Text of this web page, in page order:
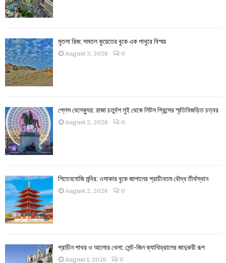
মুতলা রিজ: সমতল কুয়েতের বুকে এক পাথুরে বিস্ময়
August 3, 2026 0
প্লেস বেলেক্যুর: রাজা চতুর্দশ লুই থেকে লিটল প্রিন্সের স্মৃতিবিজড়িত চত্বর
August 2, 2026 0
শিতেননোজি মন্দির: ওসাকার বুকে জাপানের প্রাচীনতম বৌদ্ধ তীর্থস্থান
August 2, 2026 0
প্রাচীন পাথর ও আলোর খেলা: সেন্ট-জিন ক্যাথিড্রালের জাদুকরী রূপ
August 1, 2026 0